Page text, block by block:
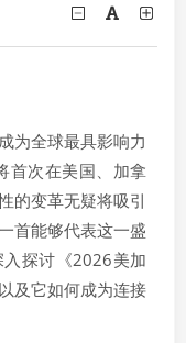
为全球最具影响力
首次在美国、加拿
的变革无疑将吸引
首能够代表这一盛
探讨《2026美加
及它如何成为连接